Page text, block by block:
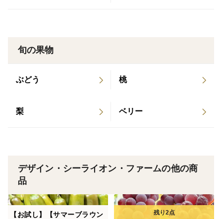
他の野菜栽培では農薬を使わないようにしていますが、
数年前には病気でほぼ全滅を経験しておりますので、
しております。
力使わないよう、こだわって作っています。
朝採りをして、クール便でお届けいたします。
是非、新鮮でおいしいブドウをお召し上がりください！
旬の果物
ぶどう 桃
梨 ベリー
デザイン・シーライオン・ファームの他の商
品
【お試し】【サマーブラウン